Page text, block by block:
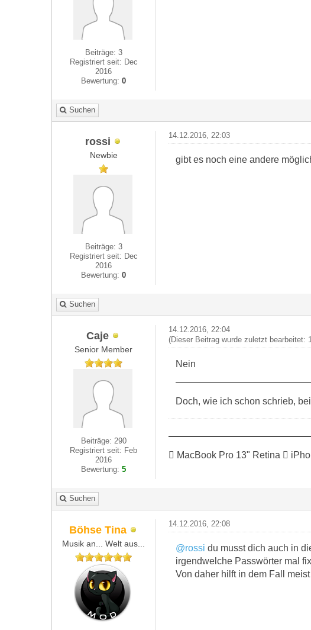
Beiträge: 3
Registriert seit: Dec
2016
Bewertung:0
Suchen
rossi
Newbie
Beiträge: 3
Registriert seit: Dec
2016
Bewertung:0
14.12.2016, 22:03
gibt es noch eine andere
Suchen
Caje
Senior Member
Beiträge: 290
Registriert seit: Feb
2016
Bewertung:5
14.12.2016, 22:04
(Dieser Beitrag wurde zuletzt bearbeitet:
Nein
Doch, wie ich schon schrieb,
 MacBook Pro 13" Retina 
Suchen
Böhse Tina
Musik an... Welt aus...
14.12.2016, 22:08
@rossi du musst dich auch in
irgendwelche Passwörter mal
Von daher hilft in dem Fall